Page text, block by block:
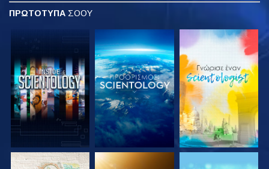
ΠΡΩΤΟΤΥΠΑ ΣΟΟΥ